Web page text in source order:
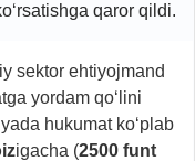
qaror qildi.
sektor ehtiyojmand
yordam qo‘lini
hukumat ko‘plab
igacha (2500 funt